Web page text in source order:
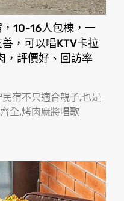
，10-16人包棟，一
，可以唱KTV卡拉
，評價好、回訪率
宿不只適合親子,也是
全,烤肉麻將唱歌